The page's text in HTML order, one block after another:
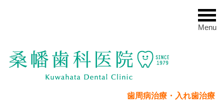
Menu
歯周病治療・入れ歯治療